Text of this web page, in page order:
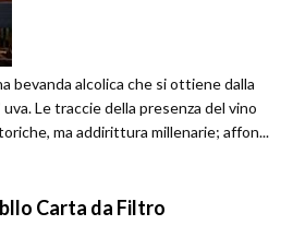
bevanda alcolica che si ottiene dalla
Le traccie della presenza del vino
ma addirittura millenarie; affon...
Carta da Filtro